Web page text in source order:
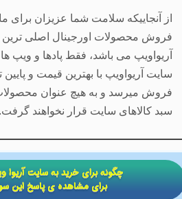
از آنجاییکه سلامت شما عزیزان برای
فروش محصولات اورجینال اصلی
آریواویپ می باشد، فقط پادها و ویپ
سایت آریواویپ با بهترین قیمت و
فروش میرسد و به هیچ عنوان
سبد کالاهای سایت قرار نخواهند گرفت.
​​چگونه برای خرید به سایت
برای مشاهده ی پاسخ این